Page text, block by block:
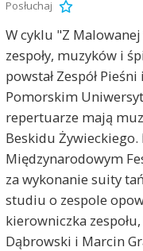
Posłuchaj
W cyklu "Z
zespoły, muzyków i
powstał Zespół
Pomorskim
repertuarze mają
Beskidu Żywieckiego.
Międzynarodowym
za wykonanie suity
studiu o zespole
kierowniczka
Dąbrowski i Marcin